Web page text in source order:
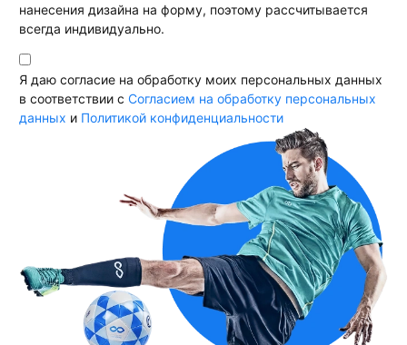
нанесения дизайна на форму, поэтому рассчитывается
всегда индивидуально.
Я даю согласие на обработку моих персональных данных
в соответствии с Согласием на обработку персональных
данных и Политикой конфиденциальности